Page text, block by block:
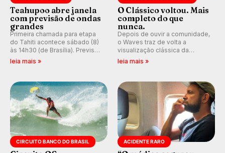
Teahupoo abre janela
com previsão de ondas
grandes
Primeira chamada para etapa
do Tahiti acontece sábado (8)
às 14h30 (de Brasília). Previsão
indica swell consistente.
Kelly Slater convidado.
leia mais »
O Clássico voltou. Mais
completo do que
nunca.
Depois de ouvir a comunidade,
o Waves traz de volta a
visualização clássica da
previsão de águas rasas,
ondas para até 16 dias.
leia mais »
CIRCUITO BANCO DO BRASIL ACIDENTE RARO